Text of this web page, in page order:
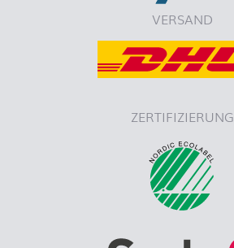
VERSAND
ZERTIFIZIERUNG